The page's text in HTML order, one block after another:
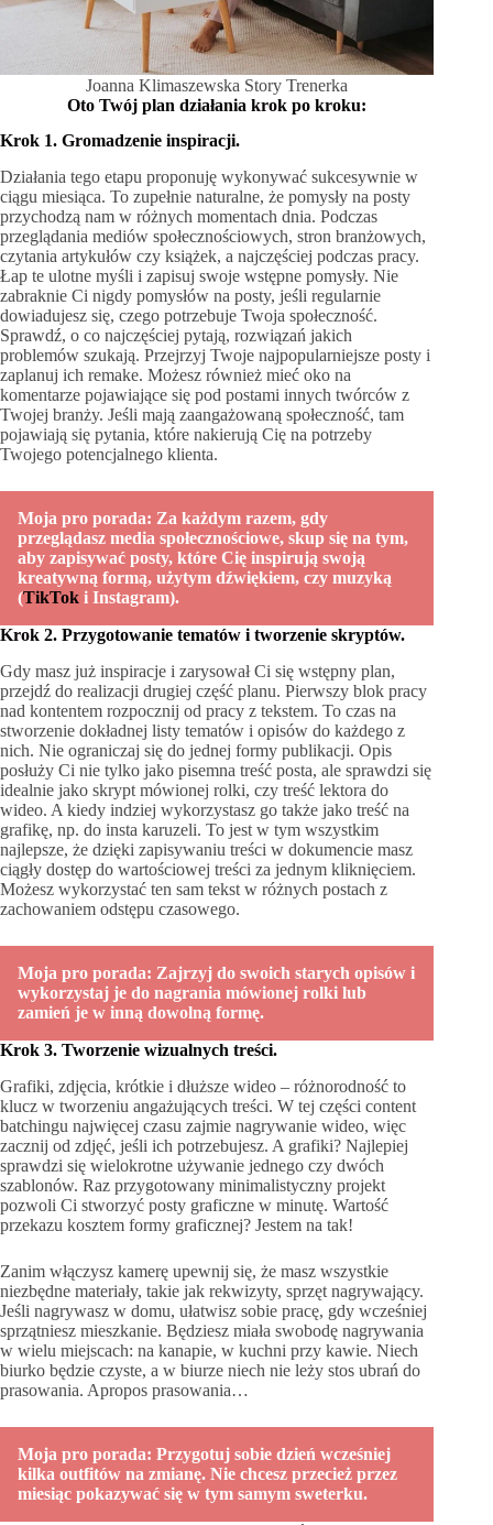
Joanna Klimaszewska Story Trenerka
Oto Twój plan działania krok po kroku:
Krok 1. Gromadzenie inspiracji.
Działania tego etapu proponuję wykonywać sukcesywnie w
ciągu miesiąca. To zupełnie naturalne, że pomysły na posty
przychodzą nam w różnych momentach dnia. Podczas
przeglądania mediów społecznościowych, stron branżowych,
czytania artykułów czy książek, a najczęściej podczas pracy.
Łap te ulotne myśli i zapisuj swoje wstępne pomysły. Nie
zabraknie Ci nigdy pomysłów na posty, jeśli regularnie
dowiadujesz się, czego potrzebuje Twoja społeczność.
Sprawdź, o co najczęściej pytają, rozwiązań jakich
problemów szukają. Przejrzyj Twoje najpopularniejsze posty i
zaplanuj ich remake. Możesz również mieć oko na
komentarze pojawiające się pod postami innych twórców z
Twojej branży. Jeśli mają zaangażowaną społeczność, tam
pojawiają się pytania, które nakierują Cię na potrzeby
Twojego potencjalnego klienta.
Moja pro porada: Za każdym razem, gdy
przeglądasz media społecznościowe, skup się na tym,
aby zapisywać posty, które Cię inspirują swoją
kreatywną formą, użytym dźwiękiem, czy muzyką
(TikTok i Instagram).
Krok 2. Przygotowanie tematów i tworzenie skryptów.
Gdy masz już inspiracje i zarysował Ci się wstępny plan,
przejdź do realizacji drugiej część planu. Pierwszy blok pracy
nad kontentem rozpocznij od pracy z tekstem. To czas na
stworzenie dokładnej listy tematów i opisów do każdego z
nich. Nie ograniczaj się do jednej formy publikacji. Opis
posłuży Ci nie tylko jako pisemna treść posta, ale sprawdzi się
idealnie jako skrypt mówionej rolki, czy treść lektora do
wideo. A kiedy indziej wykorzystasz go także jako treść na
grafikę, np. do insta karuzeli. To jest w tym wszystkim
najlepsze, że dzięki zapisywaniu treści w dokumencie masz
ciągły dostęp do wartościowej treści za jednym kliknięciem.
Możesz wykorzystać ten sam tekst w różnych postach z
zachowaniem odstępu czasowego.
Moja pro porada: Zajrzyj do swoich starych opisów i
wykorzystaj je do nagrania mówionej rolki lub
zamień je w inną dowolną formę.
Krok 3. Tworzenie wizualnych treści.
Grafiki, zdjęcia, krótkie i dłuższe wideo – różnorodność to
klucz w tworzeniu angażujących treści. W tej części content
batchingu najwięcej czasu zajmie nagrywanie wideo, więc
zacznij od zdjęć, jeśli ich potrzebujesz. A grafiki? Najlepiej
sprawdzi się wielokrotne używanie jednego czy dwóch
szablonów. Raz przygotowany minimalistyczny projekt
pozwoli Ci stworzyć posty graficzne w minutę. Wartość
przekazu kosztem formy graficznej? Jestem na tak!
Zanim włączysz kamerę upewnij się, że masz wszystkie
niezbędne materiały, takie jak rekwizyty, sprzęt nagrywający.
Jeśli nagrywasz w domu, ułatwisz sobie pracę, gdy wcześniej
sprzątniesz mieszkanie. Będziesz miała swobodę nagrywania
w wielu miejscach: na kanapie, w kuchni przy kawie. Niech
biurko będzie czyste, a w biurze niech nie leży stos ubrań do
prasowania. Apropos prasowania…
Moja pro porada: Przygotuj sobie dzień wcześniej
kilka outfitów na zmianę. Nie chcesz przecież przez
miesiąc pokazywać się w tym samym sweterku.